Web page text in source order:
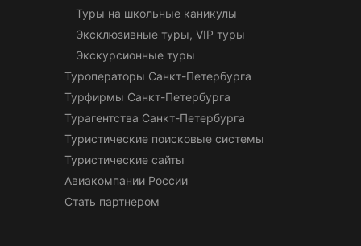
Туры на школьные каникулы
Эксклюзивные туры, VIP туры
Экскурсионные туры
Туроператоры Санкт-Петербурга
Турфирмы Санкт-Петербурга
Турагентства Санкт-Петербурга
Туристические поисковые системы
Туристические сайты
Авиакомпании России
Стать партнером